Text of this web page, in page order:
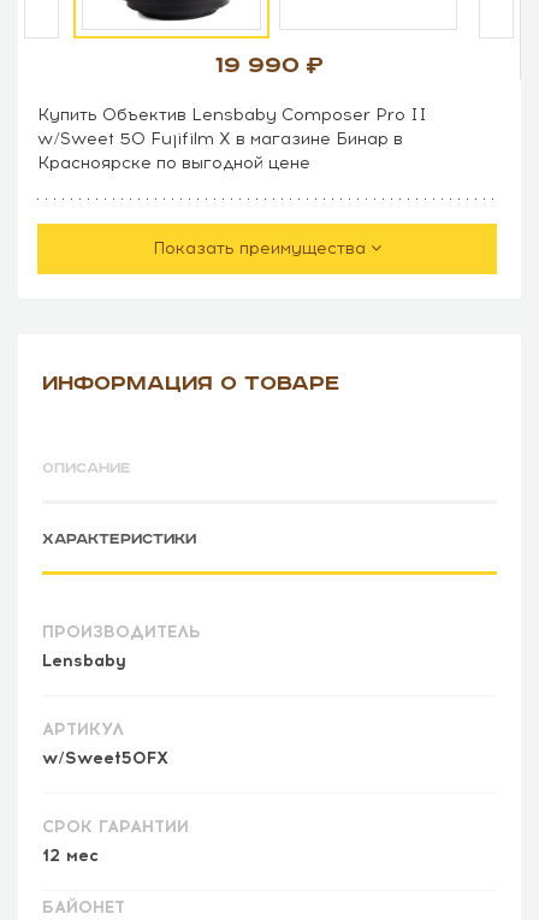
19 990
Купить Объектив Lensbaby Composer Pro II
w/Sweet 50 Fujifilm X в магазине Бинар в
Красноярске по выгодной цене
Показать преимущества
ИНФОРМАЦИЯ О ТОВАРЕ
ОПИСАНИЕ
ХАРАКТЕРИСТИКИ
ПРОИЗВОДИТЕЛЬ
Lensbaby
АРТИКУЛ
w/Sweet50FX
СРОК ГАРАНТИИ
12 мес
БАЙОНЕТ